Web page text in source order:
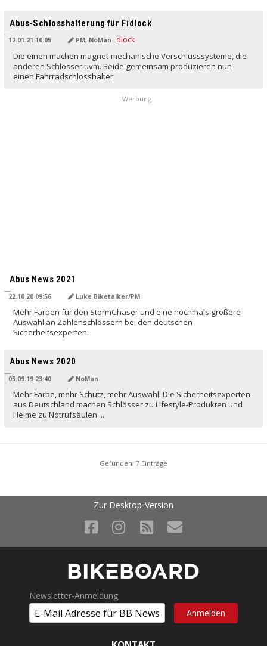
Abus-Schlosshalterung für Fidlock
12.01.21 10:05 PM, NoMan
Die einen machen magnet-mechanische Verschlusssysteme, die
anderen Schlösser uvm. Beide gemeinsam produzieren nun
einen Fahrradschlosshalter.
Werbung
Abus News 2021
22.10.20 09:56 Luke Biketalker/PM
Mehr Farben für den StormChaser und eine nochmals größere
Auswahl an Zahlenschlössern bei den deutschen
Sicherheitsexperten.
Abus News 2020
05.09.19 23:40 NoMan
Mehr Farbe, mehr Schutz, mehr Auswahl. Die Sicherheitsexperten
aus Deutschland machen Schlösser zu Lifestyle-Produkten und
Helme zu Notrufsäulen ...
Gefunden: 7 Einträge
Zur Desktop-Version
Newsletter-Anmeldung